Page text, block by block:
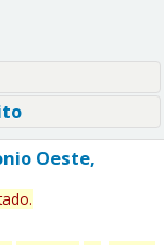
Oeste,
.